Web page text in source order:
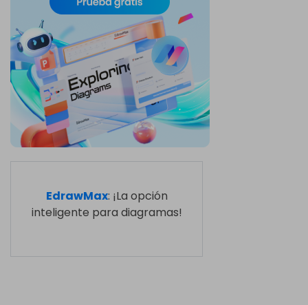
EdrawMax: ¡La opción
inteligente para diagramas!